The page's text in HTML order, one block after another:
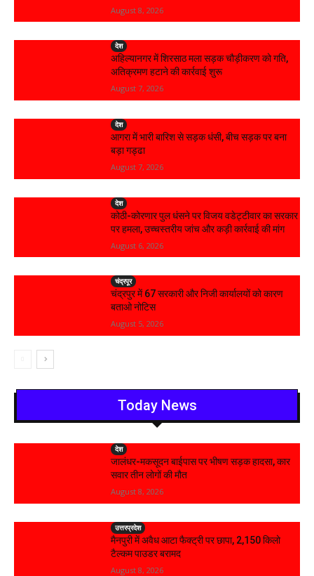
August 8, 2026
देश
अहिल्यानगर में शिरसाठ मला सड़क चौड़ीकरण को गति,
अतिक्रमण हटाने की कार्रवाई शुरू
August 7, 2026
देश
आगरा में भारी बारिश से सड़क धंसी, बीच सड़क पर बना
बड़ा गड्ढा
August 7, 2026
देश
कोठी-कोरणार पुल धंसने पर विजय वडेट्टीवार का सरकार
पर हमला, उच्चस्तरीय जांच और कड़ी कार्रवाई की मांग
August 6, 2026
चंद्रपूर
चंद्रपुर में 67 सरकारी और निजी कार्यालयों को कारण
बताओ नोटिस
August 5, 2026
Today News
देश
जालंधर-मकसूदन बाईपास पर भीषण सड़क हादसा, कार
सवार तीन लोगों की मौत
August 8, 2026
उत्तरप्रदेश
मैनपुरी में अवैध आटा फैक्ट्री पर छापा, 2,150 किलो
टैल्कम पाउडर बरामद
August 8, 2026